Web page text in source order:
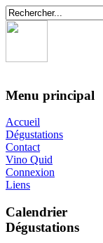
Menu principal
Accueil
Dégustations
Contact
Vino Quid
Connexion
Liens
Calendrier
Dégustations